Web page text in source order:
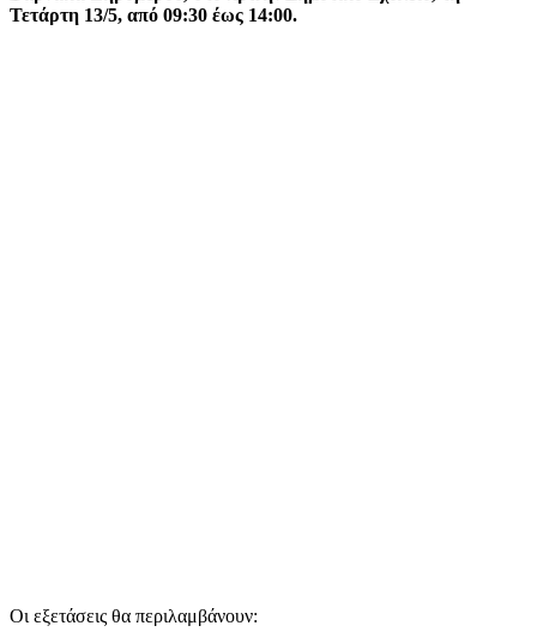
Τετάρτη 13/5, από 09:30 έως 14:00.
Οι εξετάσεις θα περιλαμβάνουν: